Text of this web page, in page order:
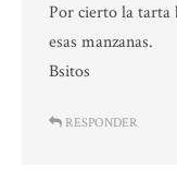
Por cierto la tarta
esas manzanas.
Bsitos
RESPONDER